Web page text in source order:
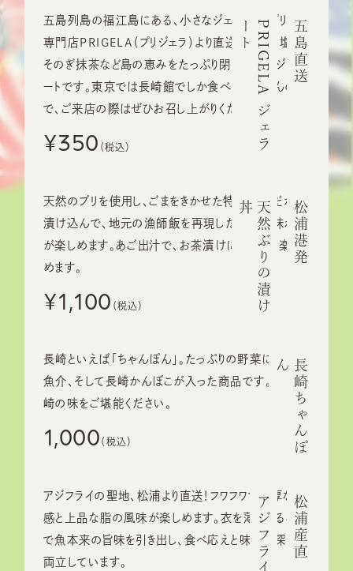
五島直送
P
R
I
G
E
L
A
ジ
ェ
ラ
ー
ト
五島列島の福江島にある、小さなジェラート・プリンの
専門店PRIGELA（プリジェラ）より直送！五島の塩や
そのぎ抹茶など島の恵みをたっぷり閉じ込めたジャラ
ートです。東京では長崎館でしか食べられませんの
で、ご来店の際はぜひお召し上がりください。
¥350
松浦港発
天
然
ぶ
り
の
漬
け
丼
天然のブリを使用し、ごまをきかせた特製醤油だれに
漬け込んで、地元の漁師飯を再現した贅沢な味わい
が楽しめます。あご出汁で、お茶漬けにして2度楽し
めます。
¥1,100
長
崎
ち
ゃ
ん
ぽ
ん
長崎といえば「ちゃんぽん」。たっぷりの野菜に豚肉・
魚介、そして長崎かんぼこが入った商品です。本場長
崎の味をご堪能ください。
1,000
松浦産直
アジフライの聖地、松浦より直送！フワフワで肉厚な食
感と上品な脂の風味が楽しめます。衣を薄くすること
で魚本来の旨味を引き出し、食べ応えと味わい深さが
両立しています。